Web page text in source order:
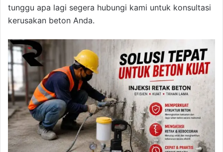
tunggu apa lagi segera hubungi kami untuk konsultasi
kerusakan beton Anda.